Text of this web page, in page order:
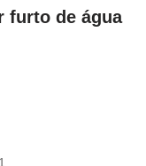
furto de água